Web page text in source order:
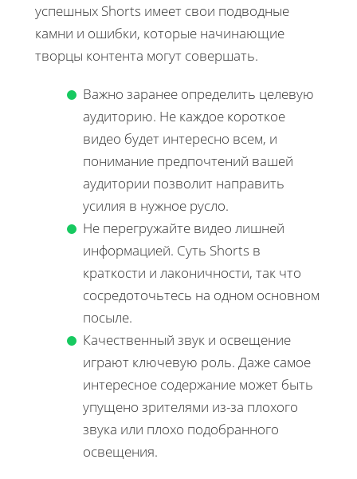
успешных Shorts имеет свои подводные
камни и ошибки, которые начинающие
творцы контента могут совершать.
Важно заранее определить целевую
аудиторию. Не каждое короткое
видео будет интересно всем, и
понимание предпочтений вашей
аудитории позволит направить
усилия в нужное русло.
Не перегружайте видео лишней
информацией. Суть Shorts в
краткости и лаконичности, так что
сосредоточьтесь на одном основном
посыле.
Качественный звук и освещение
играют ключевую роль. Даже самое
интересное содержание может быть
упущено зрителями из-за плохого
звука или плохо подобранного
освещения.